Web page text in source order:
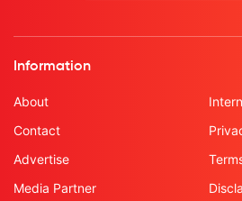
Information
About
Contact
Advertise
Media Partner